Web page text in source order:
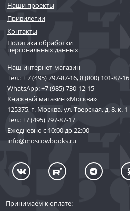
Наши проекты
Привилегии
Контакты
Политика обработки
персональных данных
Наш интернет-магазин
Тел.:+ 7 (495) 797-87-16,8 (800) 101-87-16
WhatsApp:+7 (985) 730-12-15
Книжный магазин «Москва»
125375, г. Москва, ул. Тверская, д. 8, к. 1
Тел.:+7 (495) 797-87-17
Ежедневно с 10:00 до 22:00
info@moscowbooks.ru
Принимаем к оплате: